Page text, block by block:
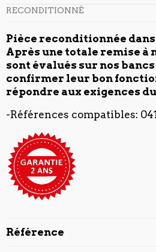
RECONDITIONNÉ
Pièce reconditionnée
Après une totale remise à
sont évalués sur nos bancs
confirmer leur bon
répondre aux exigences
-Références compatibles:
Référence